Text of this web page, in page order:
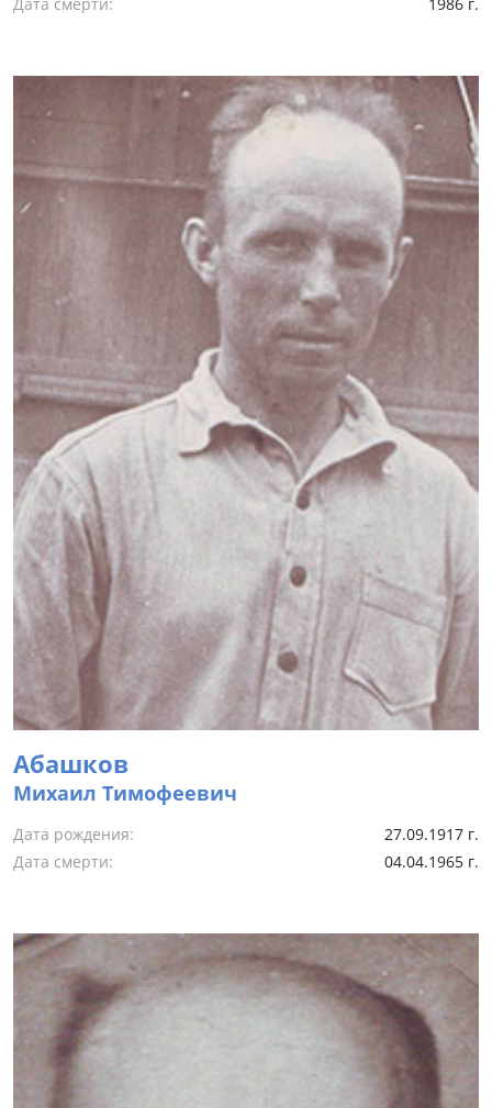
Абашков
Михаил Тимофеевич
Дата рождения:
27.09.1917 г.
Дата смерти:
04.04.1965 г.